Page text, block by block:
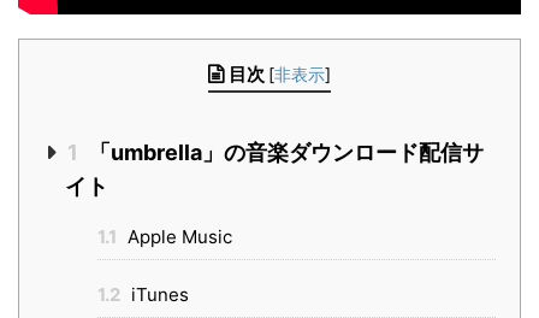
目次 [非表示]
1
「umbrella」の音楽ダウンロード配信サ
イト
1.1 Apple Music
1.2 iTunes